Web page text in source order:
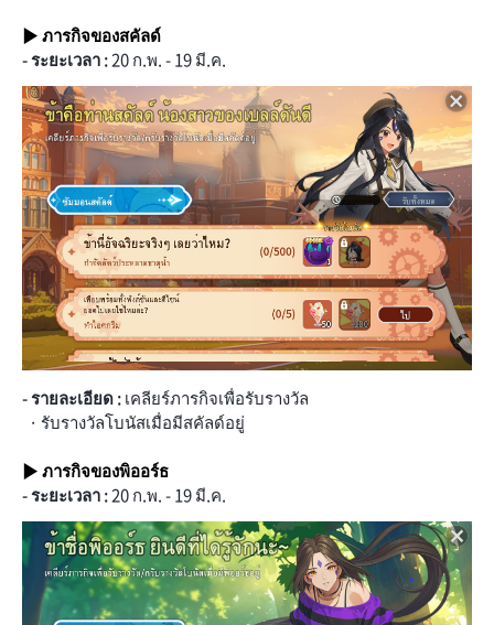
▶ ภารกิจของสคัลด์
- ระยะเวลา :20 ก.พ. - 19 มี.ค.
- รายละเอียด :เคลียร์ภารกิจเพื่อรับรางวัล
· รับรางวัลโบนัสเมื่อมีสคัลด์อยู่
▶ ภารกิจของพิออร์ธ
- ระยะเวลา :20 ก.พ. - 19 มี.ค.